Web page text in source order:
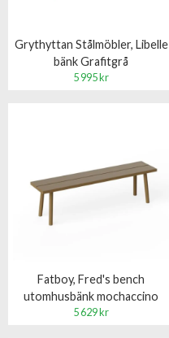
Grythyttan Stålmöbler, Libelle
bänk Grafitgrå
5 995 kr
Fatboy, Fred's bench
utomhusbänk mochaccino
5 629 kr